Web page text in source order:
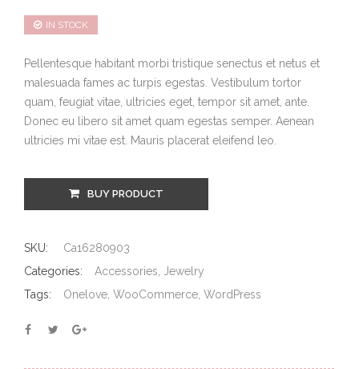
IN STOCK
Pellentesque habitant morbi tristique senectus et netus et
malesuada fames ac turpis egestas. Vestibulum tortor
quam, feugiat vitae, ultricies eget, tempor sit amet, ante.
Donec eu libero sit amet quam egestas semper. Aenean
ultricies mi vitae est. Mauris placerat eleifend leo.
BUY PRODUCT
SKU:
Ca16280903
Categories:
Accessories
Jewelry
Tags:
Onelove WooCommerce WordPress